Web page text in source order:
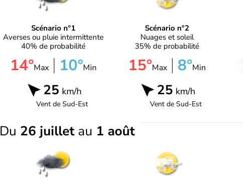
Scénario n°1
Averses ou pluie intermittente
40% de probabilité
14°Max 10°Min
25 km/h
Vent deSud-Est
Scénario n°2
Nuages et soleil
35% de probabilité
15°Max 8°Min
25 km/h
Vent deSud-Est
Du 26 juillet au 1 août